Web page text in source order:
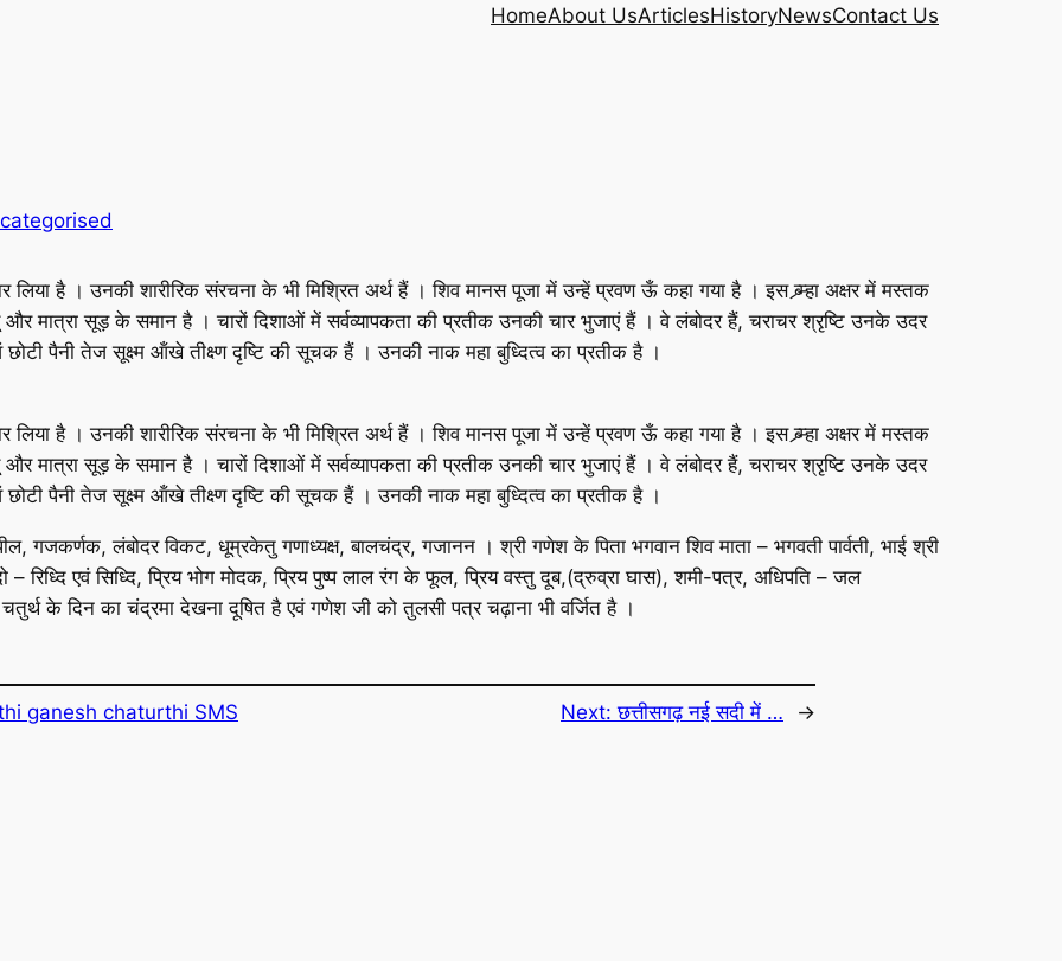
HomeAbout UsArticlesHistoryNewsContact Us
है । उनकी शारीरिक संरचना के भी मिश्रित अर्थ हैं । शिव मानस पूजा में उन्हें प्रवण ऊँ कहा गया है । इस ब्र्म्हा अक्षर में मस्तक
मात्रा सूड़ के समान है । चारों दिशाओं में सर्वव्यापकता की प्रतीक उनकी चार भुजाएं हैं । वे लंबोदर हैं, चराचर श्रृष्टि उनके उदर
पैनी तेज सूक्ष्म ऑंखे तीक्ष्ण दृष्टि की सूचक हैं । उनकी नाक महा बुध्दित्व का प्रतीक है ।
है । उनकी शारीरिक संरचना के भी मिश्रित अर्थ हैं । शिव मानस पूजा में उन्हें प्रवण ऊँ कहा गया है । इस ब्र्म्हा अक्षर में मस्तक
मात्रा सूड़ के समान है । चारों दिशाओं में सर्वव्यापकता की प्रतीक उनकी चार भुजाएं हैं । वे लंबोदर हैं, चराचर श्रृष्टि उनके उदर
पैनी तेज सूक्ष्म ऑंखे तीक्ष्ण दृष्टि की सूचक हैं । उनकी नाक महा बुध्दित्व का प्रतीक है ।
गजकर्णक, लंबोदर विकट, धूम्रकेतु गणाध्यक्ष, बालचंद्र, गजानन । श्री गणेश के पिता भगवान शिव माता – भगवती पार्वती, भाई श्री
– रिध्दि एवं सिध्दि, प्रिय भोग मोदक, प्रिय पुष्प लाल रंग के फूल, प्रिय वस्तु दूब,(द्रुव्रा घास), शमी-पत्र, अधिपति – जल
के दिन का चंद्रमा देखना दूषित है एवं गणेश जी को तुलसी पत्र चढ़ाना भी वर्जित है ।
ganesh chaturthi SMS Next:छत्तीसगढ़ नई सदी में … →